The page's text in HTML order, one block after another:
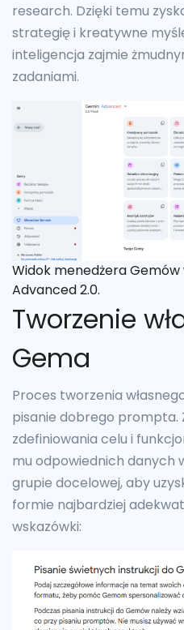
research. Dzięki temu
strategię i kreatywne
inteligencja zajmie
zadaniami.
Widok menedżera
Advanced 2.0.
Tworzenie
Gema
Proces tworzenia
pisanie dobrego prompta.
zdefiniowania celu i
mu odpowiednich danych
grupie docelowej, aby
formie najbardziej
wskazówki: